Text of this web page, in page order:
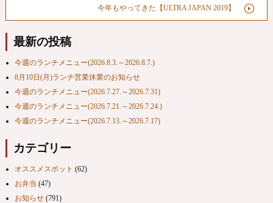
今年もやってきた【ULTRA JAPAN 2019】
最新の投稿
今週のランチメニュー(2026.8.3.～2026.8.7.)
8月10日(月)ランチ営業休業のお知らせ
今週のランチメニュー(2026.7.27.～2026.7.31)
今週のランチメニュー(2026.7.21.～2026.7.24.)
今週のランチメニュー(2026.7.13.～2026.7.17)
カテゴリー
オススメスポット (62)
お弁当 (47)
お知らせ(791)